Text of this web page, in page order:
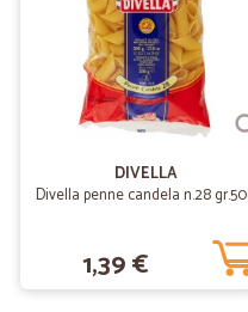
DIVELLA
Divella penne candela n.28
1,39 €